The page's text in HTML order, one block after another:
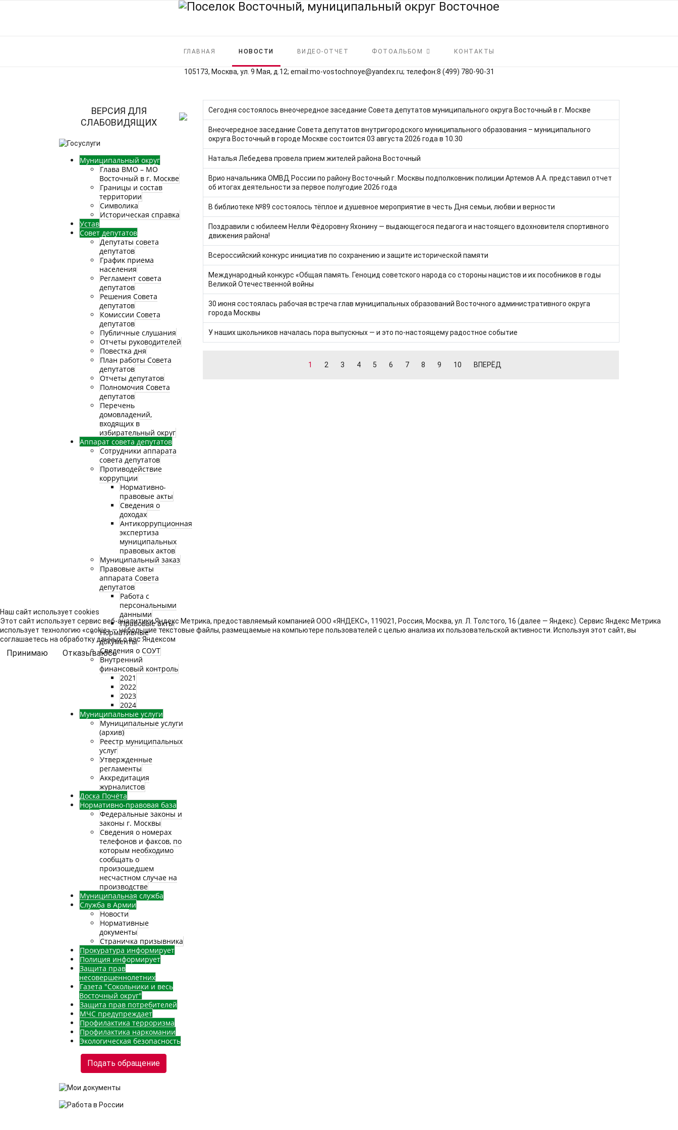
ГЛАВНАЯ НОВОСТИ ВИДЕО-ОТЧЕТ ФОТОАЛЬБОМ КОНТАКТЫ
105173, Москва, ул. 9 Мая, д.12; email:mo‑vostochnoye@yandex.ru; телефон:8 (499) 780‑90‑31
ВЕРСИЯ ДЛЯ
СЛАБОВИДЯЩИХ
Муниципальный округ
Глава ВМО – МО
Восточный в г. Москве
Границы и состав
территории
Символика
Историческая справка
Устав
Совет депутатов
Депутаты совета
депутатов
График приема
населения
Регламент совета
депутатов
Решения Совета
депутатов
Комиссии Совета
депутатов
Публичные слушания
Отчеты руководителей
Повестка дня
План работы Совета
депутатов
Отчеты депутатов
Полномочия Совета
депутатов
Перечень
домовладений,
входящих в
избирательный округ
Аппарат совета депутатов
Сотрудники аппарата
совета депутатов
Противодействие
коррупции
Нормативно-
правовые акты
Сведения о
доходах
Антикоррупционная
экспертиза
муниципальных
правовых актов
Муниципальный заказ
Правовые акты
аппарата Совета
депутатов
Работа с
персональными
данными
Правовые акты
Нормативные
документы
Сведения о СОУТ
Внутренний
финансовый контроль
2021
2022
2023
2024
Муниципальные услуги
Муниципальные услуги
(архив)
Реестр муниципальных
услуг
Утвержденные
регламенты
Аккредитация
журналистов
Доска Почёта
Нормативно-правовая база
Федеральные законы и
законы г. Москвы
Сведения о номерах
телефонов и факсов, по
которым необходимо
сообщать о
произошедшем
несчастном случае на
производстве
Муниципальная служба
Служба в Армии
Новости
Нормативные
документы
Страничка призывника
Прокуратура информирует
Полиция информирует
Защита прав
несовершеннолетних
Газета "Сокольники и весь
Восточный округ"
Защита прав потребителей
МЧС предупреждает
Профилактика терроризма
Профилактика наркомании
Экологическая безопасность
Подать обращение
Сегодня состоялось внеочередное заседание Совета депутатов муниципального округа Восточный в г. Москве
Внеочередное заседание Совета депутатов внутригородского муниципального образования – муниципального
округа Восточный в городе Москве состоится 03 августа 2026 года в 10.30
Наталья Лебедева провела прием жителей района Восточный
Врио начальника ОМВД России по району Восточный г. Москвы подполковник полиции Артемов А.А. представил отчет
об итогах деятельности за первое полугодие 2026 года
В библиотеке №89 состоялось тёплое и душевное мероприятие в честь Дня семьи, любви и верности
Поздравили с юбилеем Нелли Фёдоровну Яхонину — выдающегося педагога и настоящего вдохновителя спортивного
движения района!
Всероссийский конкурс инициатив по сохранению и защите исторической памяти
Международный конкурс «Общая память. Геноцид советского народа со стороны нацистов и их пособников в годы
Великой Отечественной войны
30 июня состоялась рабочая встреча глав муниципальных образований Восточного административного округа
города Москвы
У наших школьников началась пора выпускных — и это по-настоящему радостное событие
1 2 3 4 5 6 7 8 9 10 ВПЕРЁД
Наш сайт использует cookies
Этот сайт использует сервис веб-аналитики Яндекс Метрика, предоставляемый компанией ООО «ЯНДЕКС», 119021, Россия, Москва, ул. Л. Толстого, 16 (далее — Яндекс). Сервис Яндекс Метрика
использует технологию «cookie» — небольшие текстовые файлы, размещаемые на компьютере пользователей с целью анализа их пользовательской активности. Используя этот сайт, вы
соглашаетесь на обработку данных о вас Яндексом
Принимаю Отказываюсь